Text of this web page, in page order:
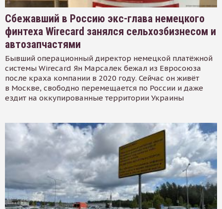
Сбежавший в Россию экс-глава немецкого
финтеха Wirecard занялся сельхозбизнесом и
автозапчастями
Бывший операционный директор немецкой платёжной
системы Wirecard Ян Марсалек бежал из Евросоюза
после краха компании в 2020 году. Сейчас он живёт
в Москве, свободно перемещается по России и даже
ездит на оккупированные территории Украины